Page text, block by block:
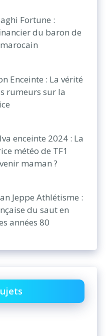
Fortune :
du baron de
Enceinte : La vérité
rumeurs sur la
enceinte 2024 : La
météo de TF1
maman ?
Jeppe Athlétisme :
du saut en
années 80